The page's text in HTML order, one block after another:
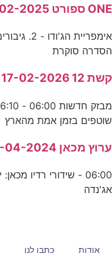
ONE ספורט 19-02-2025
הסדרה סוקרת
קשת 12 17-02-2026
שוטפים בזמן אמת מהארץ
ערוץ מכאן 02-04-2024
אג'נדה
אודות כתבו לנו